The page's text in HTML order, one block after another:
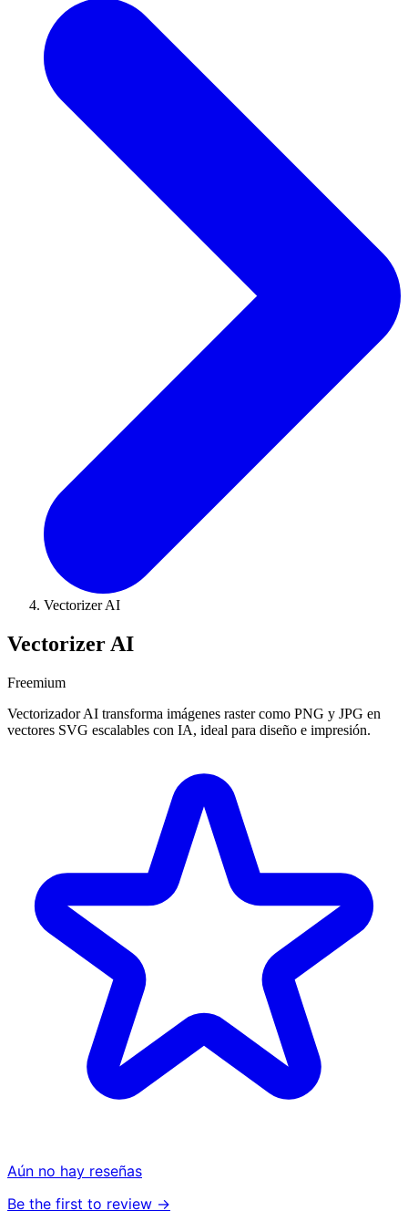
Vectorizer AI
Vectorizer AI
Freemium
Vectorizador AI transforma imágenes raster como PNG y JPG en
vectores SVG escalables con IA, ideal para diseño e impresión.
Aún no hay reseñas
Be the first to review →